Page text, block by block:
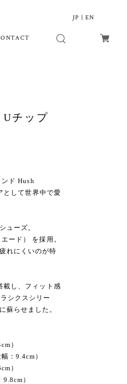
JP EN
Uチップ
ド Hush
として世界中で愛
ューズ。
ード） を採用。
れにくいのが特
載し、フィット感
シクスシリー
蘇らせました。
）
：9.4cm）
）
）